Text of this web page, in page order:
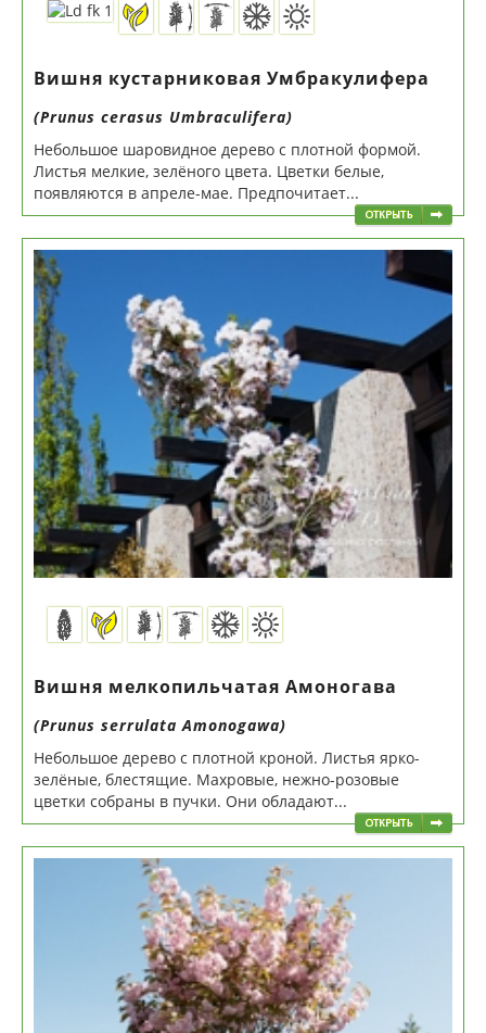
Вишня кустарниковая Умбракулифера
(Prunus cerasus Umbraculifera)
Небольшое шаровидное дерево с плотной формой.
Листья мелкие, зелёного цвета. Цветки белые,
появляются в апреле-мае. Предпочитает...
Вишня мелкопильчатая Амоногава
(Prunus serrulata Amonogawa)
Небольшое дерево с плотной кроной. Листья ярко-
зелёные, блестящие. Махровые, нежно-розовые
цветки собраны в пучки. Они обладают...